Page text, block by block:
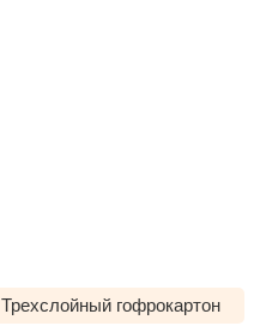
Трехслойный гофрокартон